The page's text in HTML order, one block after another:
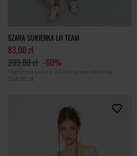
SZARA SUKIENKA LH TEAM
83,00 zł
209,00 zł -60%
Najniższa cena z 30 dni przed obniżką
104,00 zł